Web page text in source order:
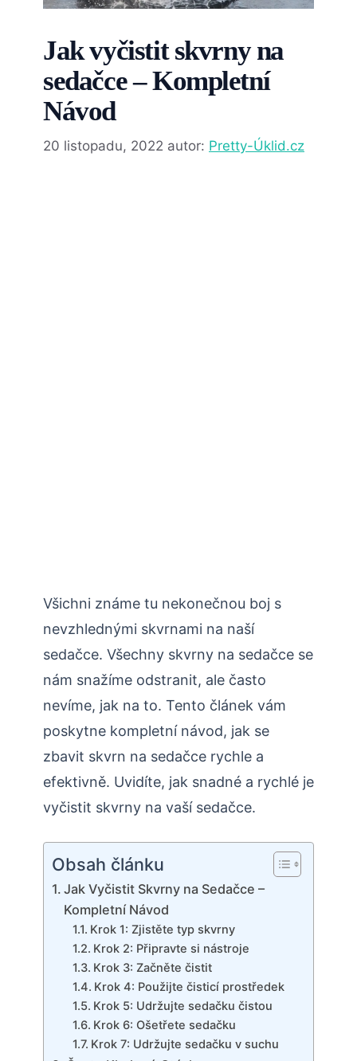
Jak vyčistit skvrny na
sedačce – Kompletní
Návod
20 listopadu, 2022 autor: Pretty-Úklid.cz
Všichni známe tu nekonečnou boj s
nevzhlednými skvrnami na naší
sedačce. Všechny skvrny na sedačce se
nám snažíme odstranit, ale často
nevíme, jak na to. Tento článek vám
poskytne kompletní návod, jak se
zbavit skvrn na sedačce rychle a
efektivně. Uvidíte, jak snadné a rychlé je
vyčistit skvrny na vaší sedačce.
Obsah článku
Jak Vyčistit Skvrny na Sedačce –
Kompletní Návod
Krok 1: Zjistěte typ skvrny
Krok 2: Připravte si nástroje
Krok 3: Začněte čistit
Krok 4: Použijte čisticí prostředek
Krok 5: Udržujte sedačku čistou
Krok 6: Ošetřete sedačku
Krok 7: Udržujte sedačku v suchu